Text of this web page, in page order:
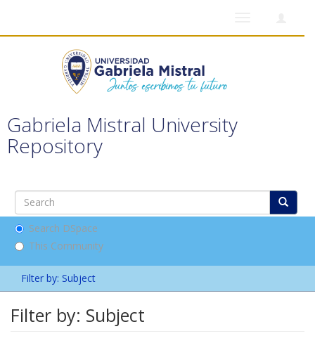
Gabriela Mistral University
Repository
Search DSpace
This Community
Filter by: Subject
Filter by: Subject